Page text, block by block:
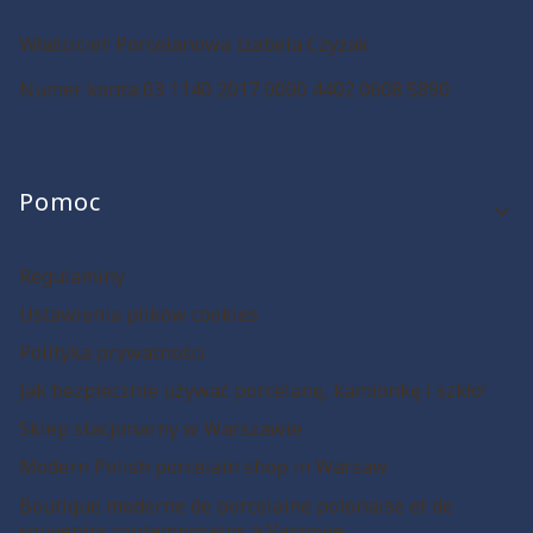
Właściciel: Porcelanowa Izabela Czyżak
Numer konta 03 1140 2017 0000 4402 0608 5890
Linki w stopce
Pomoc
Regulaminy
Ustawienia plików cookies
Polityka prywatności
Jak bezpiecznie używać porcelanę, kamionkę i szkło!
Sklep stacjonarny w Warszawie
Modern Polish porcelain shop in Warsaw
Boutique moderne de porcelaine polonaise et de